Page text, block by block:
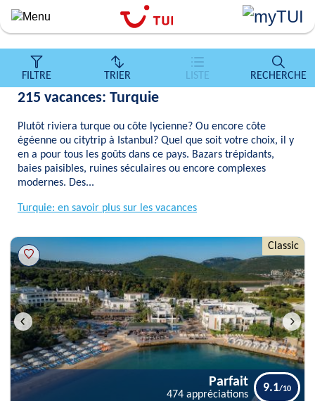
Aller
contenu
principal
FILTRE TRIER LISTE RECHERCHE
215 vacances: Turquie
Plutôt riviera turque ou côte lycienne? Ou encore côte
égéenne ou citytrip à Istanbul? Quel que soit votre choix, il y
en a pour tous les goûts dans ce pays. Bazars trépidants,
baies paisibles, ruines séculaires ou encore complexes
modernes. Des...
Turquie: en savoir plus sur les vacances
Classic
Parfait
474 appréciations
9.1